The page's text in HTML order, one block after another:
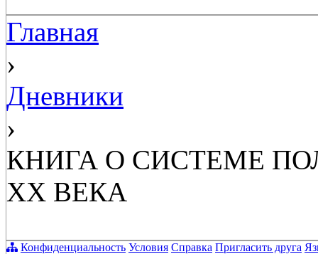
Главная
›
Дневники
›
КНИГА О СИСТЕМЕ
XX ВЕКА
Конфиденциальность Условия Справка Пригласить друга